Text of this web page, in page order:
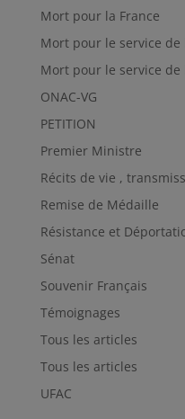
Mort pour la France
Mort pour le service de
Mort pour le service de
ONAC-VG
PETITION
Premier Ministre
Récits de vie ,
Remise de Médaille
Résistance et
Sénat
Souvenir Français
Témoignages
Tous les articles
Tous les articles
UFAC